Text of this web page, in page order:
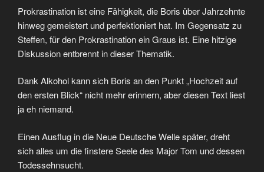
Prokrastination ist eine Fähigkeit, die Boris über Jahrzehnte
hinweg gemeistert und perfektioniert hat. Im Gegensatz zu
Steffen, für den Prokrastination ein Graus ist. Eine hitzige
Diskussion entbrennt in dieser Thematik.
Dank Alkohol kann sich Boris an den Punkt „Hochzeit auf
den ersten Blick“ nicht mehr erinnern, aber diesen Text liest
ja eh niemand.
Einen Ausflug in die Neue Deutsche Welle später, dreht
sich alles um die finstere Seele des Major Tom und dessen
Todessehnsucht.